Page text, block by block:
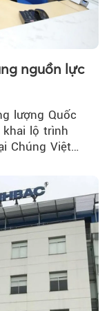
nguồn lực
lượng Quốc
khai lộ trình
Chúng Việt